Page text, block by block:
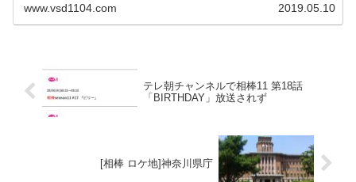
www.vsd1104.com 2019.05.10
テレ朝チャンネルで相棒11 第18話
「BIRTHDAY」放送されず
[相棒 ロケ地]神奈川県庁